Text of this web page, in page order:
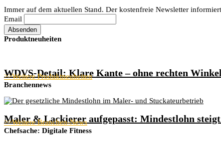
Immer auf dem aktuellen Stand. Der kostenfreie Newsletter
Email
Produktneuheiten
WDVS-Detail: Klare Kante – ohne rechten Winkel
>>Weitere Produktneuheiten
Branchennews
Maler & Lackierer aufgepasst: Mindestlohn
>>Weitere Branchen-News
Chefsache: Digitale Fitness